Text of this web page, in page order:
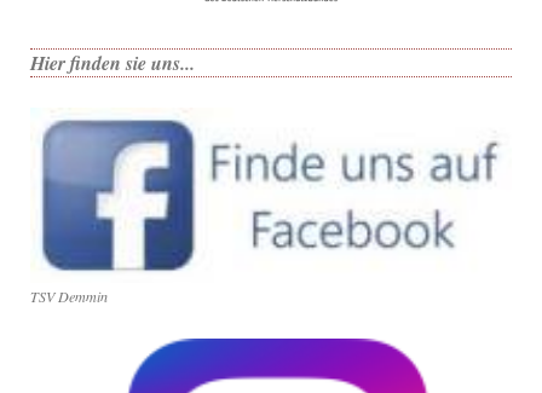
Hier finden sie uns...
TSV Demmin